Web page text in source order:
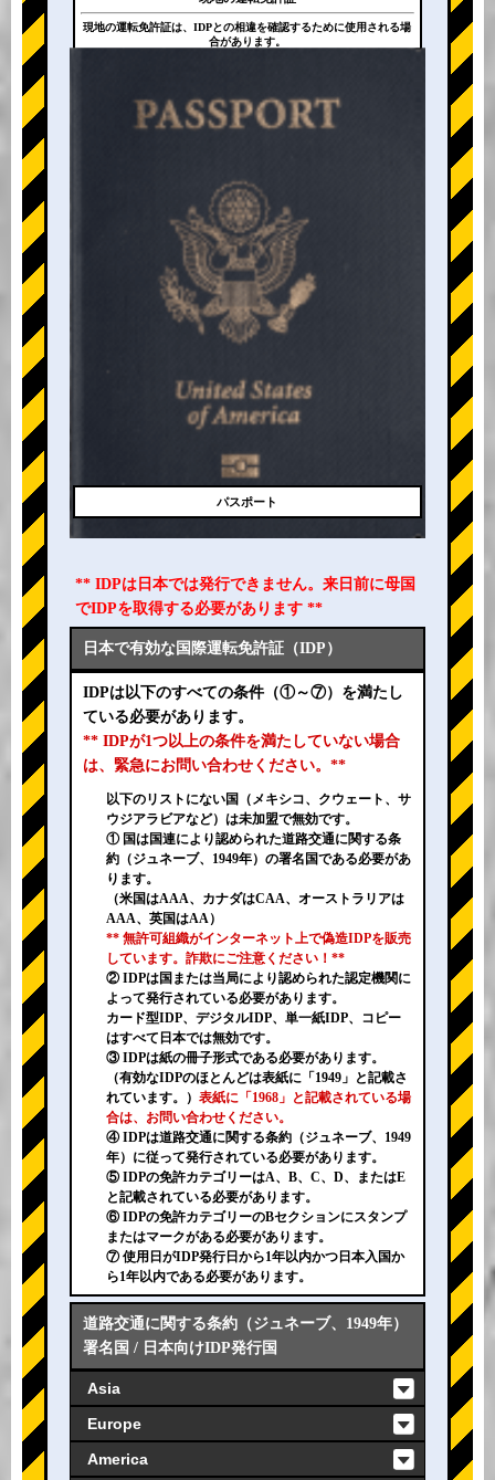
+
現地の運転免許証は、IDPとの相違を確認するために使用される場
合があります。
パスポート
** IDPは日本では発行できません。来日前に母国
でIDPを取得する必要があります **
日本で有効な国際運転免許証（IDP）
IDPは以下のすべての条件（①～⑦）を満たし
ている必要があります。
** IDPが1つ以上の条件を満たしていない場合
は、緊急にお問い合わせください。**
以下のリストにない国（メキシコ、クウェート、サ
ウジアラビアなど）は未加盟で無効です。
① 国は国連により認められた道路交通に関する条
約（ジュネーブ、1949年）の署名国である必要があ
ります。
（米国はAAA、カナダはCAA、オーストラリアは
AAA、英国はAA）
** 無許可組織がインターネット上で偽造IDPを販売
しています。詐欺にご注意ください！**
② IDPは国または当局により認められた認定機関に
よって発行されている必要があります。
カード型IDP、デジタルIDP、単一紙IDP、コピー
はすべて日本では無効です。
③ IDPは紙の冊子形式である必要があります。
（有効なIDPのほとんどは表紙に「1949」と記載さ
れています。） 表紙に「1968」と記載されている場
合は、お問い合わせください。
④ IDPは道路交通に関する条約（ジュネーブ、1949
年）に従って発行されている必要があります。
⑤ IDPの免許カテゴリーはA、B、C、D、またはE
と記載されている必要があります。
⑥ IDPの免許カテゴリーのBセクションにスタンプ
またはマークがある必要があります。
⑦ 使用日がIDP発行日から1年以内かつ日本入国か
ら1年以内である必要があります。
道路交通に関する条約（ジュネーブ、1949年）
署名国 / 日本向けIDP発行国
Asia
Europe
America